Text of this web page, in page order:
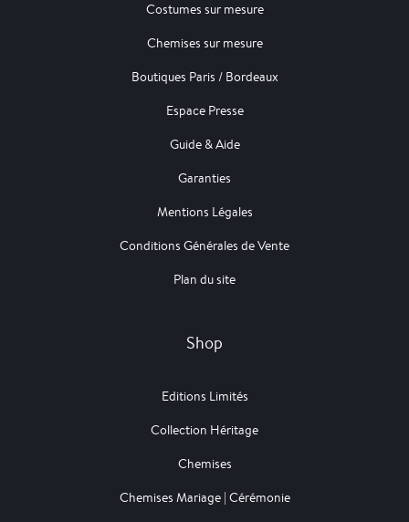
Costumes sur mesure
Chemises sur mesure
Boutiques Paris / Bordeaux
Espace Presse
Guide & Aide
Garanties
Mentions Légales
Conditions Générales de Vente
Plan du site
Shop
Editions Limités
Collection Héritage
Chemises
Chemises Mariage | Cérémonie